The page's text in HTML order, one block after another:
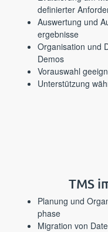
definierter
Auswertung und
ergebnisse
Organisation und
Demos
Vorauswahl
Unterstützung
TMS
Planung und
phase
Migration von